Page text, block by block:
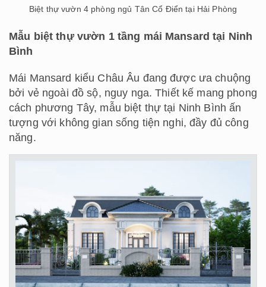
Biệt thự vườn 4 phòng ngủ Tân Cổ Điển tại Hải Phòng
Mẫu biệt thự vườn 1 tầng mái Mansard tại Ninh
Bình
Mái Mansard kiểu Châu Âu đang được ưa chuộng
bởi vẻ ngoài đồ sộ, nguy nga. Thiết kế mang phong
cách phương Tây, mẫu biệt thự tại Ninh Bình ấn
tượng với không gian sống tiện nghi, đầy đủ công
năng.